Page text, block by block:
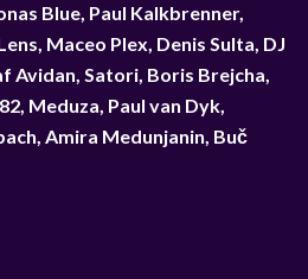
Blue, Paul Kalkbrenner,
Maceo Plex, Denis Sulta, DJ
Avidan, Satori, Boris Brejcha,
Meduza, Paul van Dyk,
Amira Medunjanin, Buč